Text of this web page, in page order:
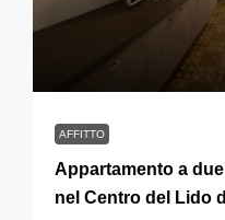
AFFITTO
Appartamento a
nel Centro del Lido